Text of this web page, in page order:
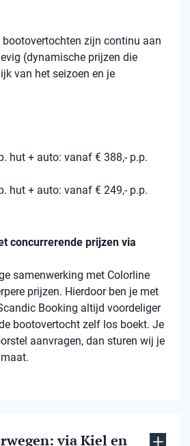
bootovertochten zijn continu aan
(dynamische prijzen die
van het seizoen en je
hut + auto: vanaf € 388,- p.p.
hut + auto: vanaf € 249,- p.p.
concurrerende prijzen via
samenwerking met Colorline
prijzen. Hierdoor ben je met
Booking altijd voordeliger
bootovertocht zelf los boekt. Je
aanvragen, dan sturen wij je
via Kiel en